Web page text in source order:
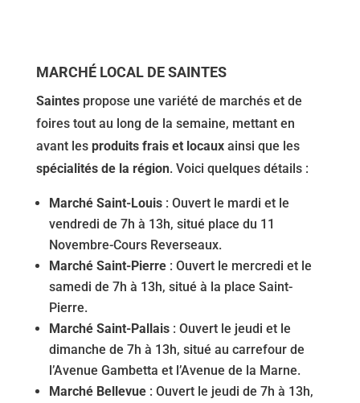
MARCHÉ LOCAL DE SAINTES
Saintespropose une variété de marchés et de
foires tout au long de la semaine, mettant en
avant les produits frais et locauxainsi que les
spécialités de la région. Voici quelques détails :
Marché Saint-Louis: Ouvert le mardi et le
vendredi de 7h à 13h, situé place du 11
Novembre-Cours Reverseaux.
Marché Saint-Pierre: Ouvert le mercredi et le
samedi de 7h à 13h, situé à la place Saint-
Pierre.
Marché Saint-Pallais: Ouvert le jeudi et le
dimanche de 7h à 13h, situé au carrefour de
l’Avenue Gambetta et l’Avenue de la Marne.
Marché Bellevue: Ouvert le jeudi de 7h à 13h,